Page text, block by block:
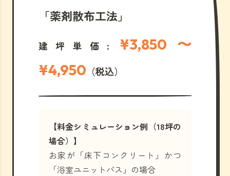
「薬剤散布工法」
建坪単価: ¥3,850 〜
¥4,950 （税込）
【料金シミュレーション例（18坪の
場合）】
お家が「床下コンクリート」かつ
「浴室ユニットバス」の場合